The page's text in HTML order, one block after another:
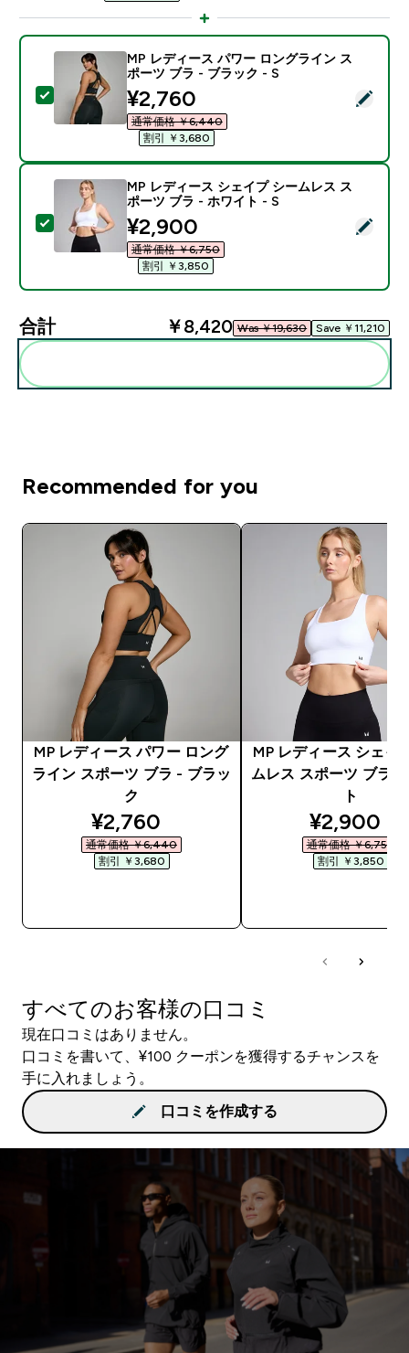
この商品を選択 - MP レディース パワー ロングライ
MP レディース パワー ロングライン ス
ポーツ ブラ - ブラック - S
discounted price
¥2,760‎
通常価格 ￥6,440‎
割引 ￥3,680‎
この商品を選択 - MP レディース シェイプ シームレ
MP レディース シェイプ シームレス ス
ポーツ ブラ - ホワイト - S
discounted price
¥2,900‎
通常価格 ￥6,750‎
割引 ￥3,850‎
合計 ￥8,420‎ Was ￥19,630‎ Save ￥11,210‎
Recommended for you
MP レディース パワー ロング
ライン スポーツ ブラ - ブラッ
ク
discounted price
¥2,760‎
通常価格 ￥6,440‎
割引 ￥3,680‎
MP レディース シェイ
ムレス スポーツ ブラ -
ト
¥2,900‎
通常価格 ￥6,750‎
割引 ￥3,850‎
すべてのお客様の口コミ
現在口コミはありません。
口コミを書いて、¥100 クーポンを獲得するチャンスを
手に入れましょう。
口コミを作成する